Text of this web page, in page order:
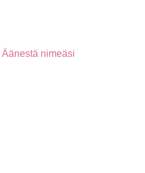
Äänestä nimeäsi